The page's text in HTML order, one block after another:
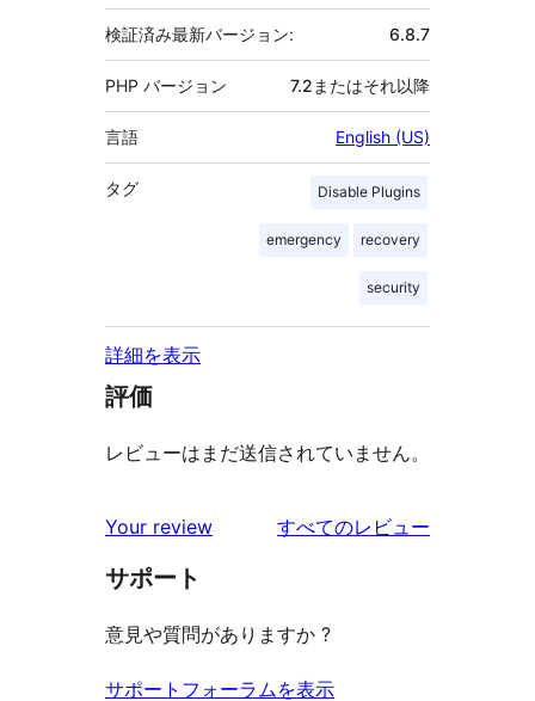
検証済み最新バージョン: 6.8.7
PHP バージョン 7.2またはそれ以降
言語 English (US)
タグ Disable Plugins
emergency recovery
security
詳細を表示
評価
レビューはまだ送信されていません。
Your review すべてのレビュー
サポート
意見や質問がありますか ?
サポートフォーラムを表示